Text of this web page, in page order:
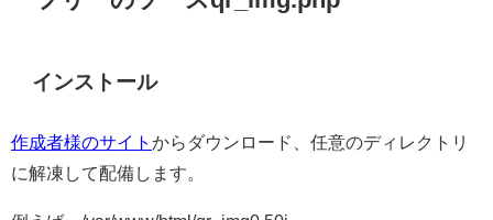
インストール
作成者様のサイト からダウンロード、任意のディレクトリ
に解凍して配備します。